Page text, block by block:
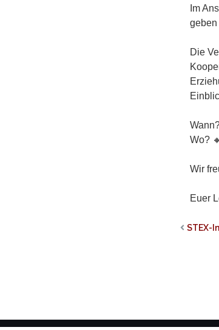
Im
Die
Wo? 🔸
Wir
Euer
STEX-